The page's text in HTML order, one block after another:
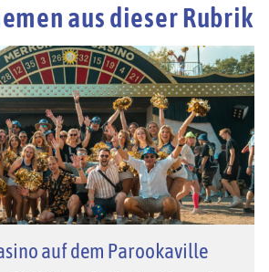
aus dieser Rubrik
auf dem Parookaville